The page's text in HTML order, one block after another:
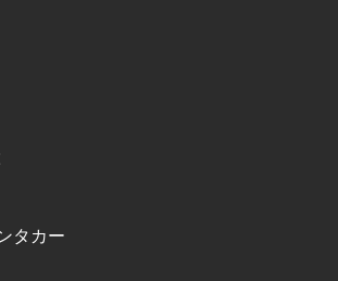
タカー